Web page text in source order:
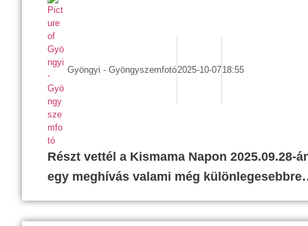
Gyöngyi - Gyöngyszemfotó2025-10-0718:55
Részt vettél a Kismama Napon
egy meghívás valami még